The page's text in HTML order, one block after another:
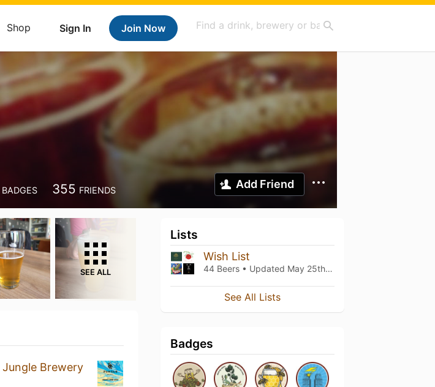
Sign In Join Now
Shop
BADGES 355 FRIENDS Add Friend
SEE ALL
Jungle Brewery
Lists
Wish List
44 Beers • Updated May 25th, 2026
See All Lists
Badges